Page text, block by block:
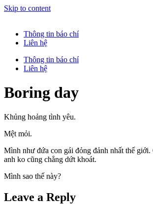
Skip to content
Thông tin báo chí
Liên hệ
Thông tin báo chí
Liên hệ
Boring day
Khủng hoảng tình yêu.
Mệt mỏi.
Mình như đứa con gái đỏng đảnh nhất thế
anh ko cũng chẳng dứt khoát.
Mình sao thế này?
Leave a Reply